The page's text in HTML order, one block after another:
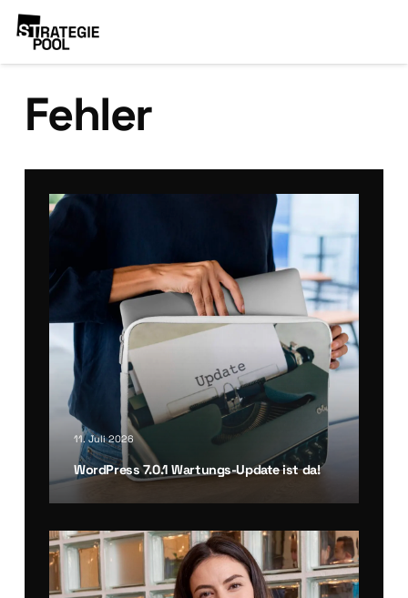
Fehler
11. Juli 2026
Word­Press 7.0.1 War­tungs-Update ist da!